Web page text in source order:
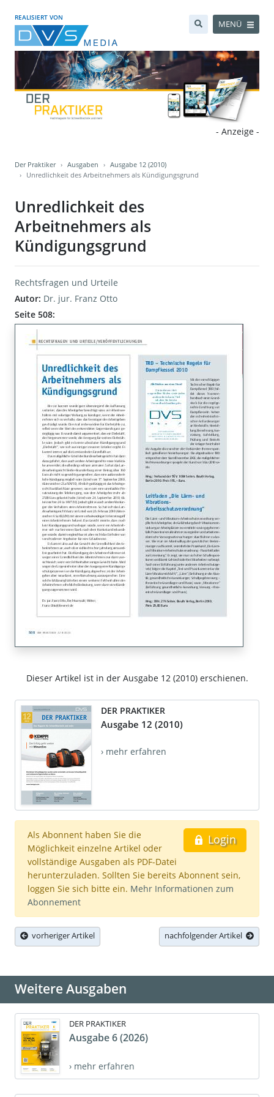
REALISIERT VON
MENÜ
- Anzeige -
Der Praktiker Ausgaben
Ausgabe 12 (2010)
Unredlichkeit des Arbeitnehmers als Kündigungsgrund
Unredlichkeit des
Arbeitnehmers als
Kündigungsgrund
Rechtsfragen und Urteile
Autor: Dr. jur. Franz Otto
Seite 508:
Dieser Artikel ist in der Ausgabe 12 (2010) erschienen.
DER PRAKTIKER
Ausgabe 12 (2010)
› mehr erfahren
Login
Als Abonnent haben Sie die
Möglichkeit einzelne Artikel oder
vollständige Ausgaben als PDF-Datei
herunterzuladen. Sollten Sie bereits Abonnent sein,
loggen Sie sich bitte ein. Mehr Informationen zum
Abonnement
vorheriger Artikel nachfolgender Artikel
Weitere Ausgaben
DER PRAKTIKER
Ausgabe 6 (2026)
› mehr erfahren